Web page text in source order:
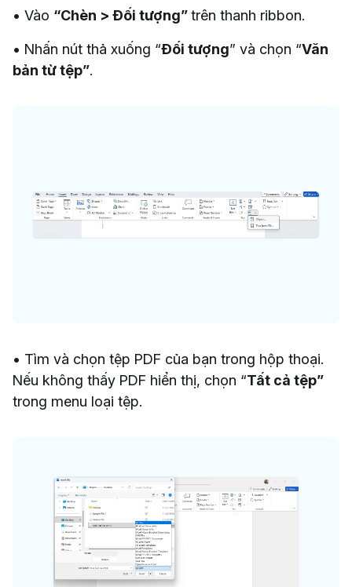
• Vào “Chèn > Đối tượng”trên thanh ribbon.
• Nhấn nút thả xuống “Đối tượng” và chọn “Văn
bản từ tệp”.
• Tìm và chọn tệp PDF của bạn trong hộp thoại.
Nếu không thấy PDF hiển thị, chọn “Tất cả tệp”
trong menu loại tệp.